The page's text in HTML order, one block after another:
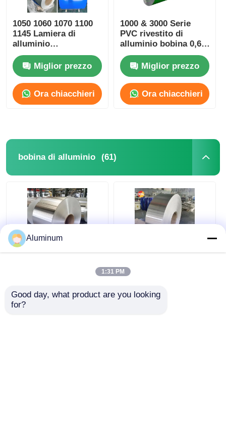
1050 1060 1070 1100
1145 Lamiera di
alluminio
preverniciata 100mm-
2600mm Larghezza
Miglior prezzo
Ora chiacchieri
1000 & 3000 Serie
PVC rivestito di
alluminio bobina 0,6
mm di legno grano di
alluminio bobina
Stock per parete di
tetto goccia
Miglior prezzo
Ora chiacchieri
bobina di alluminio (61)
Impermeabilizzazione
Tetto, Lamiera di
Rivestimento 3003,
Larghezza 100mm–
Miglior prezzo
specchio lucido
riflettente per
isolamento edilizio
Miglior prezzo
Aluminum
1:31 PM
Good day, what product are you looking
for?